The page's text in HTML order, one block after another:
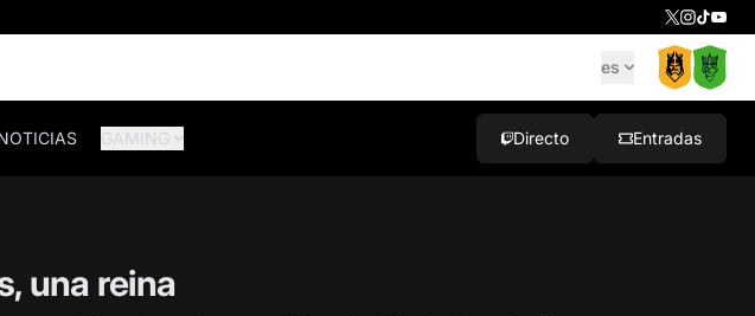
es
GAMING Directo Entradas
una reina